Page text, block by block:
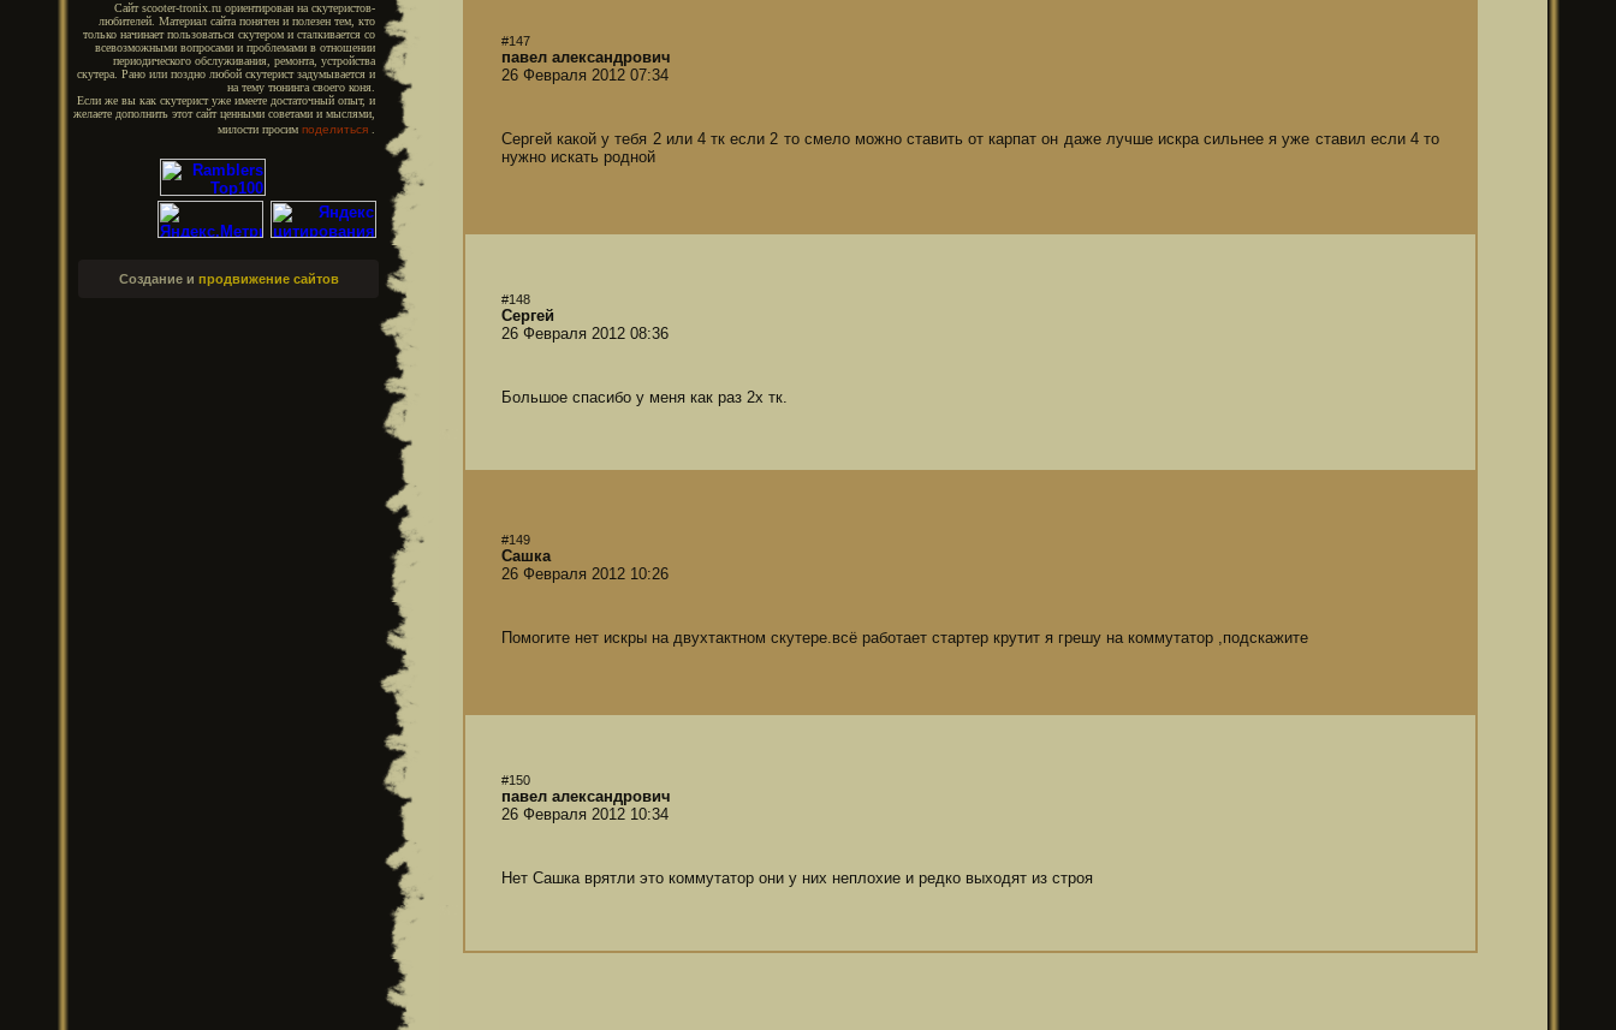
Сайт scooter-tronix.ru ориентирован на скутеристов-
любителей. Материал сайта понятен и полезен тем, кто
только начинает пользоваться скутером и сталкивается со
всевозможными вопросами и проблемами в отношении
периодического обслуживания, ремонта, устройства
скутера. Рано или поздно любой скутерист задумывается и
на тему тюнинга своего коня.
Если же вы как скутерист уже имеете достаточный опыт, и
желаете дополнить этот сайт ценными советами и мыслями,
милости просим поделиться .
Создание и продвижение сайтов
#147
павел александрович
26 Февраля 2012 07:34
Сергей какой у тебя 2 или 4 тк если 2 то смело можно ставить от карпат он даже лучше искра сильнее я уже ставил если 4 то
нужно искать родной
#148
Сергей
26 Февраля 2012 08:36
Большое спасибо у меня как раз 2х тк.
#149
Сашка
26 Февраля 2012 10:26
Помогите нет искры на двухтактном скутере.всё работает стартер крутит я грешу на коммутатор ,подскажите
#150
павел александрович
26 Февраля 2012 10:34
Нет Сашка врятли это коммутатор они у них неплохие и редко выходят из строя